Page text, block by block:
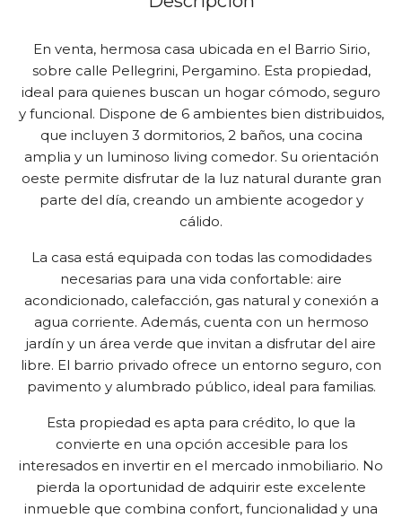
En venta, hermosa casa ubicada en el Barrio Sirio,
sobre calle Pellegrini, Pergamino. Esta propiedad,
ideal para quienes buscan un hogar cómodo, seguro
y funcional. Dispone de 6 ambientes bien distribuidos,
que incluyen 3 dormitorios, 2 baños, una cocina
amplia y un luminoso living comedor. Su orientación
oeste permite disfrutar de la luz natural durante gran
parte del día, creando un ambiente acogedor y
cálido.
La casa está equipada con todas las comodidades
necesarias para una vida confortable: aire
acondicionado, calefacción, gas natural y conexión a
agua corriente. Además, cuenta con un hermoso
jardín y un área verde que invitan a disfrutar del aire
libre. El barrio privado ofrece un entorno seguro, con
pavimento y alumbrado público, ideal para familias.
Esta propiedad es apta para crédito, lo que la
convierte en una opción accesible para los
interesados en invertir en el mercado inmobiliario. No
pierda la oportunidad de adquirir este excelente
inmueble que combina confort, funcionalidad y una